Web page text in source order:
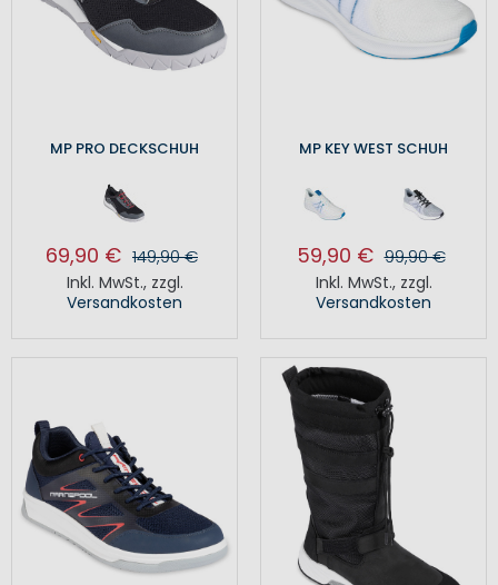
MP PRO DECKSCHUH
69,90 € 149,90 €
Inkl. MwSt., zzgl.
Versandkosten
MP KEY WEST SCHUH
59,90 € 99,90 €
Inkl. MwSt., zzgl.
Versandkosten